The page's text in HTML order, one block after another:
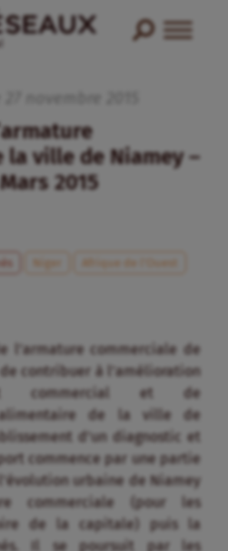
la ville de Niamey –
2015
Niger Afrique de l’Ouest
l’armature commerciale de
contribuer à l’amélioration
commercial et de
alimentaire de la ville de
d’un diagnostic et
commence par une partie
urbaine de Niamey
commerciale (pour les
de la capitale) puis la
Il se poursuit par les